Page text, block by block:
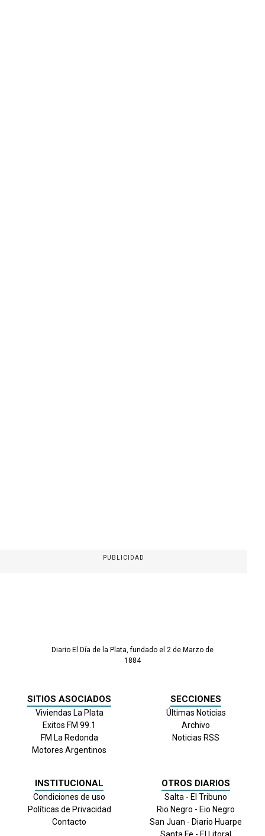
PUBLICIDAD
Diario El Día de la Plata, fundado el 2 de Marzo de
1884
SITIOS ASOCIADOS
Viviendas La Plata
Exitos FM 99.1
FM La Redonda
Motores Argentinos
SECCIONES
Últimas Noticias
Archivo
Noticias RSS
INSTITUCIONAL
Condiciones de uso
Políticas de Privacidad
Contacto
OTROS DIARIOS
Salta - El Tribuno
Rio Negro - Eio Negro
San Juan - Diario Huarpe